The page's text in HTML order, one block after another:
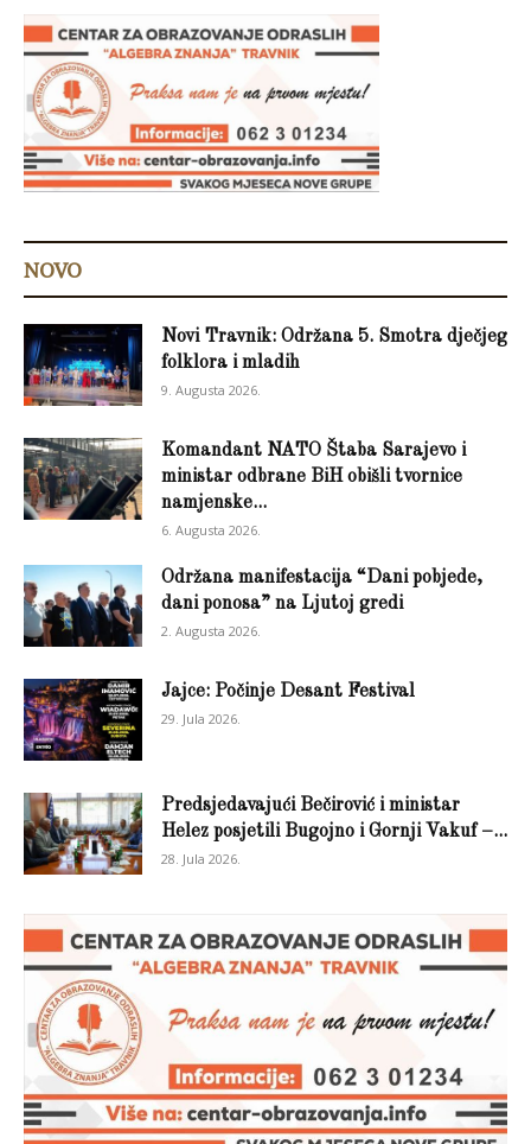
NOVO
Novi Travnik: Održana 5. Smotra dječjeg
folklora i mladih
9. Augusta 2026.
Komandant NATO Štaba Sarajevo i
ministar odbrane BiH obišli tvornice
namjenske...
6. Augusta 2026.
Održana manifestacija “Dani pobjede,
dani ponosa” na Ljutoj gredi
2. Augusta 2026.
Jajce: Počinje Desant Festival
29. Jula 2026.
Predsjedavajući Bečirović i ministar
Helez posjetili Bugojno i Gornji Vakuf –...
28. Jula 2026.